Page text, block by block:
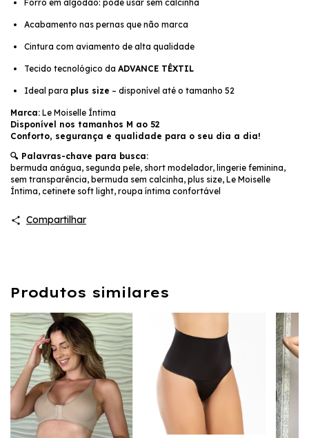
Forro em algodão: pode usar sem calcinha
Acabamento nas pernas que não marca
Cintura com aviamento de alta qualidade
Tecido tecnológico da ADVANCE TÊXTIL
Ideal para plus size – disponível até o tamanho 52
Marca: Le Moiselle Íntima
Disponível nos tamanhos M ao 52
Conforto, segurança e qualidade para o seu dia a dia!
🔍 Palavras-chave para busca:
bermuda anágua, segunda pele, short modelador, lingerie feminina,
sem transparência, bermuda sem calcinha, plus size, Le Moiselle
Íntima, cetinete soft light, roupa íntima confortável
Compartilhar
Produtos similares